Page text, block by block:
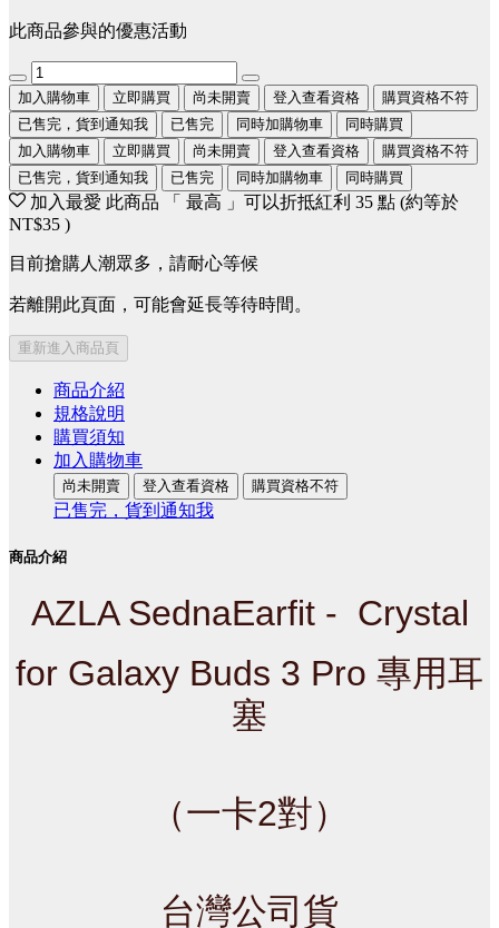
此商品參與的優惠活動
加入購物車 立即購買 尚未開賣 登入查看資格
購買資格不符
已售完，貨到通知我
已售完 同時加購物車
同時購買
加入購物車
立即購買 尚未開賣 登入查看資格
購買資格不符
已售完，貨到通知我
已售完 同時加購物車 同時購買
加入最愛 此商品 「 最高 」可以折抵紅利 35 點 (約等於
NT$35 )
目前搶購人潮眾多，請耐心等候
若離開此頁面，可能會延長等待時間。
重新進入商品頁
商品介紹
規格說明
購買須知
加入購物車
尚未開賣 登入查看資格 購買資格不符
已售完，貨到通知我
商品介紹
AZLA SednaEarfit -  Crystal
for Galaxy Buds 3 Pro 專用耳
塞
（一卡2對）
台灣公司貨